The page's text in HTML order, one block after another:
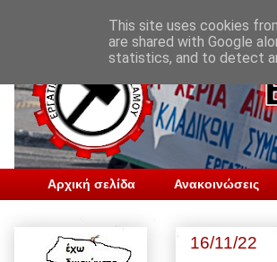
Αρχική σελίδα Ανακοινώσεις
16/11/22
This site uses cookies
are shared with Google
statistics, and to detect